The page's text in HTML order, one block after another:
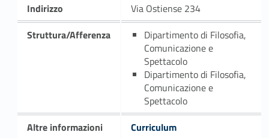
Indirizzo
Via Ostiense 234
Struttura/Afferenza
Dipartimento di Filosofia,
Comunicazione e
Spettacolo
Dipartimento di Filosofia,
Comunicazione e
Spettacolo
Altre informazioni
Curriculum